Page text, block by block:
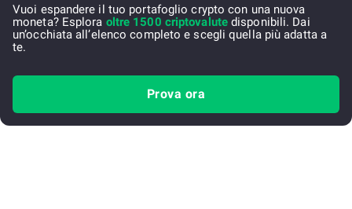
Vuoi espandere il tuo portafoglio crypto con una nuova
moneta? Esplora oltre 1500 criptovalutedisponibili. Dai
un’occhiata all’elenco completo e scegli quella più adatta a
te.
Prova ora